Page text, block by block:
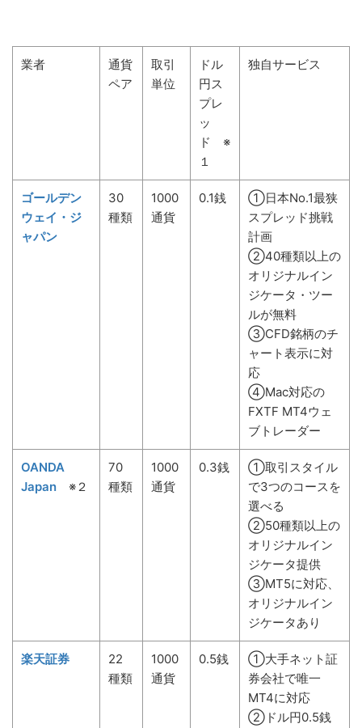
業者
通貨
ペア
取引
単位
ドル
円ス
プレ
ッ
ド ※
１
独自サービス
ゴールデン
ウェイ・ジ
ャパン
30
種類
1000
通貨
0.1銭
①日本No.1最狭
スプレッド挑戦
計画
②40種類以上の
オリジナルイン
ジケータ・ツー
ルが無料
③CFD銘柄のチ
ャート表示に対
応
④Mac対応の
FXTF MT4ウェ
ブトレーダー
OANDA
Japan ※２
70
種類
1000
通貨
0.3銭
①取引スタイル
で3つのコースを
選べる
②50種類以上の
オリジナルイン
ジケータ提供
③MT5に対応、
オリジナルイン
ジケータあり
楽天証券
22
種類
1000
通貨
0.5銭
①大手ネット証
券会社で唯一
MT4に対応
②ドル円0.5銭